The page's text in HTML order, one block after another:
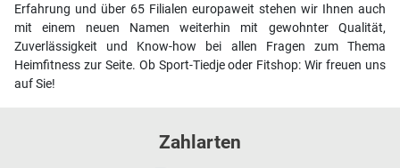
Erfahrung und über 65 Filialen europaweit stehen wir Ihnen auch
mit einem neuen Namen weiterhin mit gewohnter Qualität,
Zuverlässigkeit und Know-how bei allen Fragen zum Thema
Heimfitness zur Seite. Ob Sport-Tiedje oder Fitshop: Wir freuen uns
auf Sie!
Zahlarten